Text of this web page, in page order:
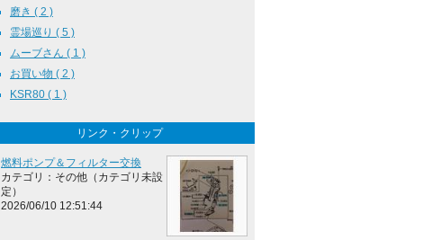
磨き ( 2 )
霊場巡り ( 5 )
ムーブさん ( 1 )
お買い物 ( 2 )
KSR80 ( 1 )
リンク・クリップ
燃料ポンプ＆フィルター交換
カテゴリ：その他（カテゴリ未設
定）
2026/06/10 12:51:44